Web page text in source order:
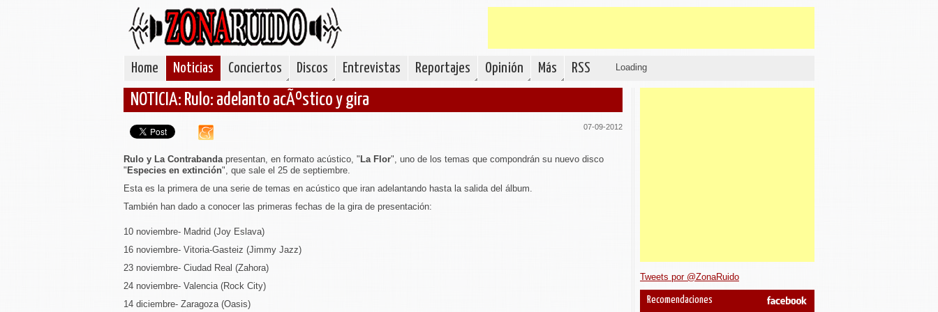
Home Noticias Conciertos Discos Entrevistas Reportajes Opinión Más RSS Loading
NOTICIA: Rulo: adelanto acÃºstico y gira
07-09-2012
Rulo y La Contrabandapresentan, en formato acústico, " La Flor", uno de los temas que compondrán su nuevo disco
" Especies en extinción", que sale el 25 de septiembre.
Esta es la primera de una serie de temas en acústico que iran adelantando hasta la salida del álbum.
También han dado a conocer las primeras fechas de la gira de presentación:
10 noviembre- Madrid (Joy Eslava)
16 noviembre- Vitoria-Gasteiz (Jimmy Jazz)
23 noviembre- Ciudad Real (Zahora)
24 noviembre- Valencia (Rock City)
14 diciembre- Zaragoza (Oasis)
Tweets por @ZonaRuido
Recomendaciones